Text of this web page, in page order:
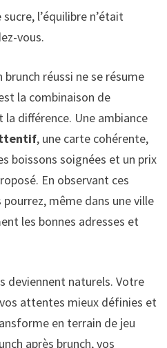
l’équilibre n’était
vous.
brunch réussi ne se résume
la combinaison de
différence. Une ambiance
, une carte cohérente,
boissons soignées et un prix
En observant ces
même dans une ville
les bonnes adresses et
deviennent naturels. Votre
attentes mieux définies et
en terrain de jeu
après brunch, vos